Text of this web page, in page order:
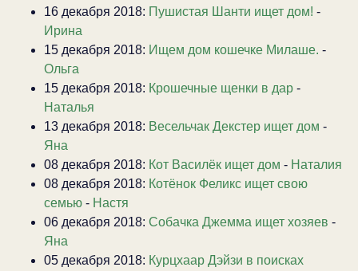
16 декабря 2018: Пушистая Шанти ищет дом! -
Ирина
15 декабря 2018: Ищем дом кошечке Милаше. -
Ольга
15 декабря 2018: Крошечные щенки в дар -
Наталья
13 декабря 2018: Весельчак Декстер ищет дом -
Яна
08 декабря 2018: Кот Василёк ищет дом - Наталия
08 декабря 2018: Котёнок Феликс ищет свою
семью - Настя
06 декабря 2018: Собачка Джемма ищет хозяев -
Яна
05 декабря 2018: Курцхаар Дэйзи в поисках